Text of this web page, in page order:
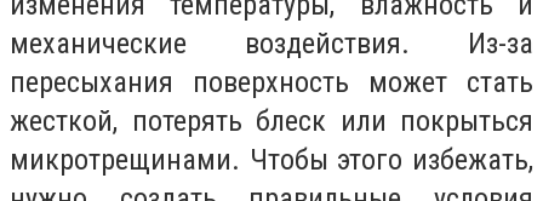
механические воздействия. Из-за
пересыхания поверхность может стать
жесткой, потерять блеск или покрыться
микротрещинами. Чтобы этого избежать,